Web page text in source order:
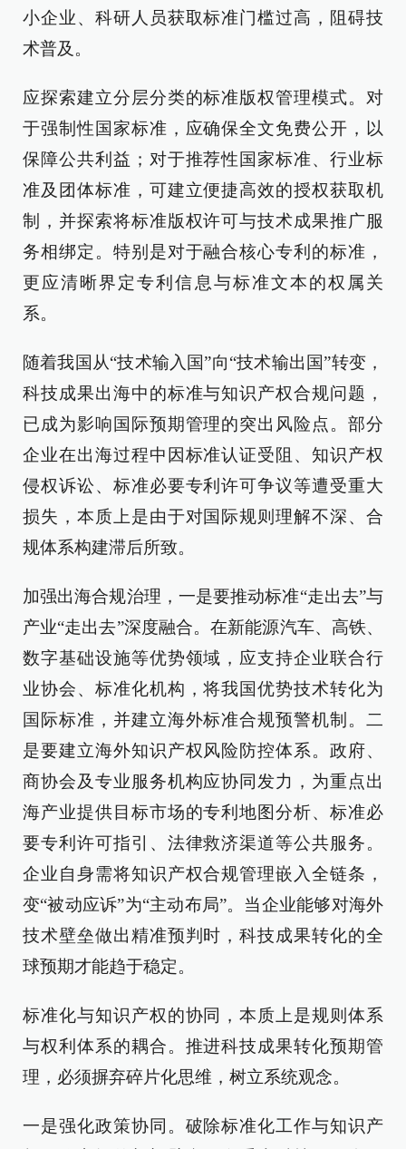
小企业、科研人员获取标准门槛过高，阻碍技
术普及。
应探索建立分层分类的标准版权管理模式。对
于强制性国家标准，应确保全文免费公开，以
保障公共利益；对于推荐性国家标准、行业标
准及团体标准，可建立便捷高效的授权获取机
制，并探索将标准版权许可与技术成果推广服
务相绑定。特别是对于融合核心专利的标准，
更应清晰界定专利信息与标准文本的权属关
系。
随着我国从“技术输入国”向“技术输出国”转变，
科技成果出海中的标准与知识产权合规问题，
已成为影响国际预期管理的突出风险点。部分
企业在出海过程中因标准认证受阻、知识产权
侵权诉讼、标准必要专利许可争议等遭受重大
损失，本质上是由于对国际规则理解不深、合
规体系构建滞后所致。
加强出海合规治理，一是要推动标准“走出去”与
产业“走出去”深度融合。在新能源汽车、高铁、
数字基础设施等优势领域，应支持企业联合行
业协会、标准化机构，将我国优势技术转化为
国际标准，并建立海外标准合规预警机制。二
是要建立海外知识产权风险防控体系。政府、
商协会及专业服务机构应协同发力，为重点出
海产业提供目标市场的专利地图分析、标准必
要专利许可指引、法律救济渠道等公共服务。
企业自身需将知识产权合规管理嵌入全链条，
变“被动应诉”为“主动布局”。当企业能够对海外
技术壁垒做出精准预判时，科技成果转化的全
球预期才能趋于稳定。
标准化与知识产权的协同，本质上是规则体系
与权利体系的耦合。推进科技成果转化预期管
理，必须摒弃碎片化思维，树立系统观念。
一是强化政策协同。破除标准化工作与知识产